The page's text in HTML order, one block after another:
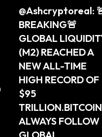
Ю
Щ
И
Й
С
Я
@Ashcryptoreal:
BREAKING🚨
GLOBAL
(M2) REACHED A
NEW ALL-TIME
HIGH RECORD OF
$95
TRILLION.BITCOIN
ALWAYS FOLLOW